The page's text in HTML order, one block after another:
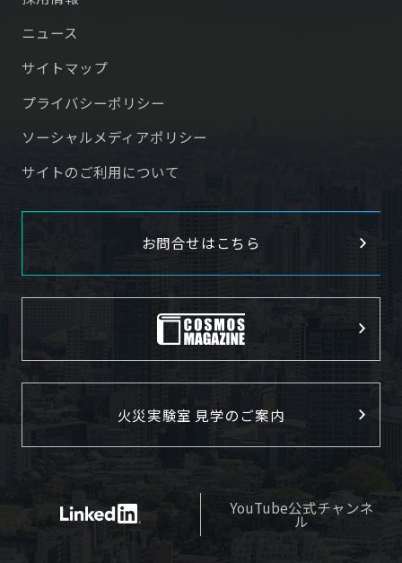
ニュース
サイトマップ
プライバシーポリシー
ソーシャルメディアポリシー
サイトのご利用について
お問合せはこちら
火災実験室 見学のご案内
YouTube公式チャンネ
ル